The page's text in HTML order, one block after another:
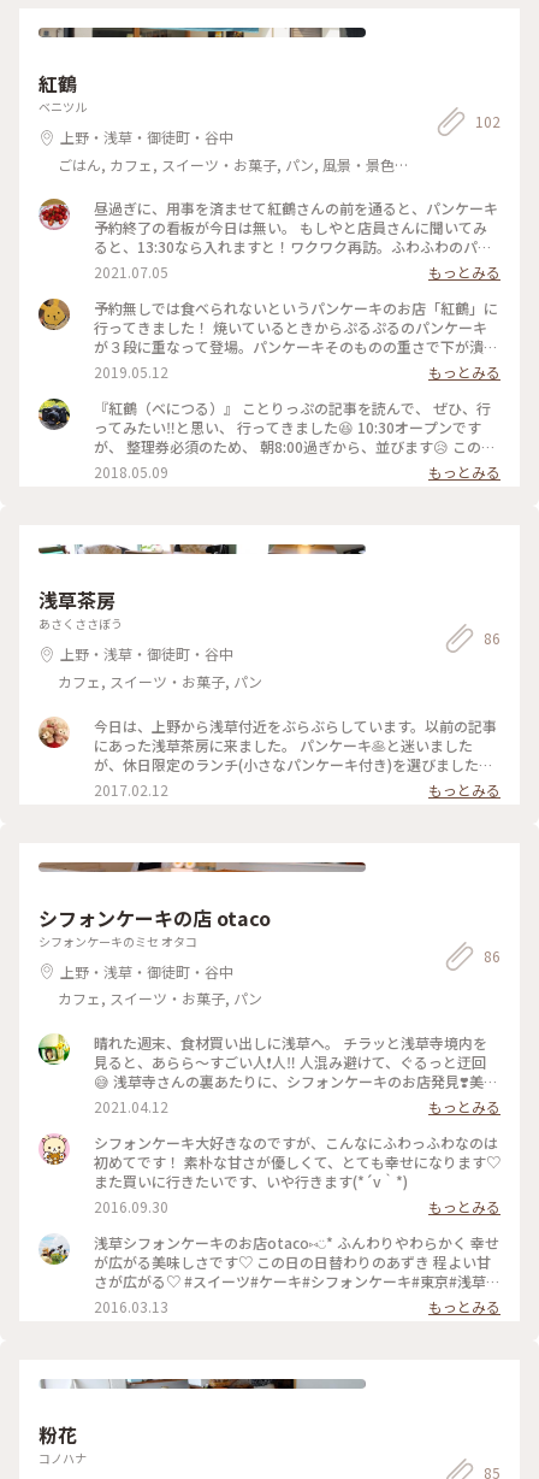
紅鶴
ベニツル
上野・浅草・御徒町・谷中
ごはん, カフェ, スイーツ・お菓子, パン, 風景・景色,
102
昼過ぎに、用事を済ませて紅鶴さんの前を通ると、パンケーキ
予約終了の看板が今日は無い。 もしやと店員さんに聞いてみ
ると、13:30なら入れますと！ワクワク再訪。ふわふわのパン
ケーキ🥞を食べることが出来ました。はちみつとバターに季節
のフルーツ 桃をトッピング🍑期待以上の美味しさに満足です。
2021.07.05
もっとみる
予約無しでは食べられないというパンケーキのお店「紅鶴」に
行ってきました！ 焼いているときからぷるぷるのパンケーキ
が３段に重なって登場。パンケーキそのものの重さで下が潰れ
るふわふわ感！ どの味も丁寧かつ手の込んだ作りで、とても
美味しかったです♪ #カフェ #おいしい時間
2019.05.12
もっとみる
『紅鶴（べにつる）』 ことりっぷの記事を読んで、 ぜひ、行
ってみたい‼️と思い、 行ってきました😆 10:30オープンです
が、 整理券必須のため、 朝8:00過ぎから、並びます😥 この時
間でも、 すでに６名並んでいました😵 （土曜日だったからか
も💦） 無事に、10:55～の整理券をいただき、 食べることが出
ースと一緒に食べると、 ちょうど良い甘さ加減に‼️ ３枚ありま
2018.05.09 もっとみる
浅草茶房
あさくささぼう
上野・浅草・御徒町・谷中
カフェ, スイーツ・お菓子, パン
86
今日は、上野から浅草付近をぶらぶらしています。以前の記事
にあった浅草茶房に来ました。 パンケーキ🥞と迷いました
が、休日限定のランチ(小さなパンケーキ付き)を選びました。
パスタ二種かハンバーグが選べて、パンケーキとフルーツティ
ーが付いて、1,980円とお得です💕 #スィーツ #カフェ #ランチ
2017.02.12 もっとみる
シフォンケーキの店 otaco
シフォンケーキのミセ オタコ
上野・浅草・御徒町・谷中
カフェ, スイーツ・お菓子, パン
86
晴れた週末、食材買い出しに浅草へ。 チラッと浅草寺境内を
見ると、あらら〜すごい人❗️人‼️ 人混み避けて、ぐるっと迂回
😅 浅草寺さんの裏あたりに、シフォンケーキのお店発見❣️美味
しそうだなぁ〜 一回通り過ぎたけど、おいしいものアンテナが
反応して戻りました😅買いました😂 抹茶とココアは売り切れ
てたみたいで、プレーン(@¥270)と紅茶(@¥280)を買いまし
た。 米粉のシフォンケーキ、ホワホワでやさしい味❤️ ふむふ
む、無糖練乳も使ってるのね🤔 最後の写真は、真似して作っ
た私のシフォンケーキ😊 時々、プロの味を味わってブラッシ
ュアップしなきゃ😁 #下町散歩 #ほんわかスイーツ #DIY
2021.04.12
もっとみる
シフォンケーキ大好きなのですが、こんなにふわっふわなのは
初めてです！ 素朴な甘さが優しくて、とても幸せになります♡
また買いに行きたいです、いや行きます(*´v｀*)
2016.09.30
もっとみる
浅草シフォンケーキのお店otaco⑅◡̈* ふんわりやわらかく 幸せ
が広がる美味しさです♡ この日の日替わりのあずき 程よい甘
さが広がる♡ #スイーツ#ケーキ#シフォンケーキ#東京#浅草
#otaco#ココア#抹茶#あずき
2016.03.13 もっとみる
粉花
コノハナ
85